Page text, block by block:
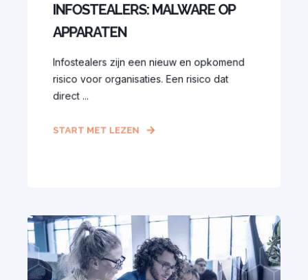
INFOSTEALERS: MALWARE OP
APPARATEN
Infostealers zijn een nieuw en opkomend
risico voor organisaties. Een risico dat
direct ...
START MET LEZEN